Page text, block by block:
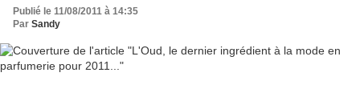
Publié le 11/08/2011 à 14:35
Par Sandy